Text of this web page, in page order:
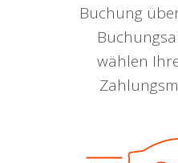
Buchung
wählen